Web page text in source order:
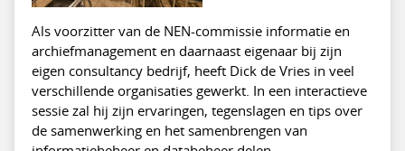
Als voorzitter van de NEN-commissie informatie en
archiefmanagement en daarnaast eigenaar bij zijn
eigen consultancy bedrijf, heeft Dick de Vries in veel
verschillende organisaties gewerkt. In een interactieve
sessie zal hij zijn ervaringen, tegenslagen en tips over
de samenwerking en het samenbrengen van